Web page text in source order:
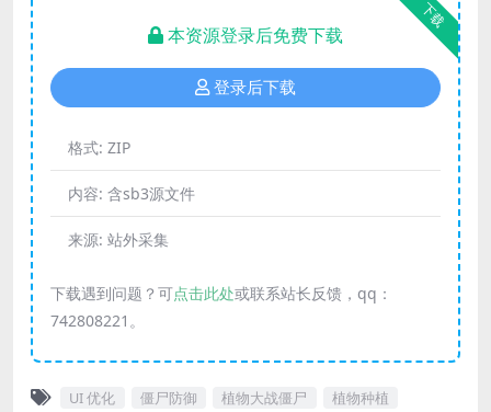
下载
本资源登录后免费下载
登录后下载
格式: ZIP
内容: 含sb3源文件
来源: 站外采集
下载遇到问题？可点击此处或联系站长反馈，qq：
742808221。
UI 优化 僵尸防御 植物大战僵尸
植物种植